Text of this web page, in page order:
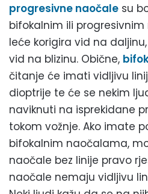
progresivne naočale su
bifokalnim ili
leće korigira vid na
vid na blizinu. Obične,
čitanje će imati vidljivu
dioptrije te će se nekim
naviknuti na isprekidane
tokom vožnje. Ako imate
bifokalnim naočalama,
naočale bez linije pravo
naočale nemaju vidljivu